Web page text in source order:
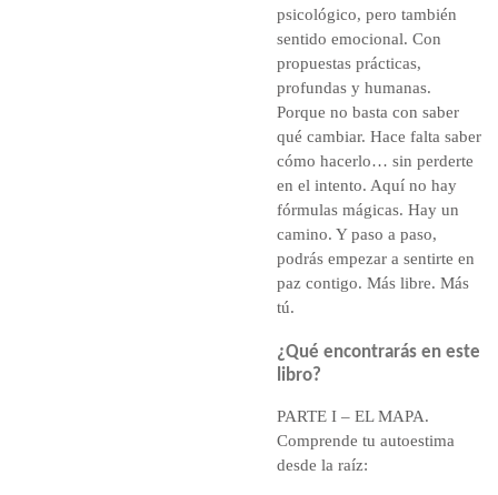
psicológico, pero también
sentido emocional. Con
propuestas prácticas,
profundas y humanas.
Porque no basta con saber
qué cambiar. Hace falta saber
cómo hacerlo… sin perderte
en el intento. Aquí no hay
fórmulas mágicas. Hay un
camino. Y paso a paso,
podrás empezar a sentirte en
paz contigo. Más libre. Más
tú.
¿Qué encontrarás en este
libro?
PARTE I – EL MAPA.
Comprende tu autoestima
desde la raíz: